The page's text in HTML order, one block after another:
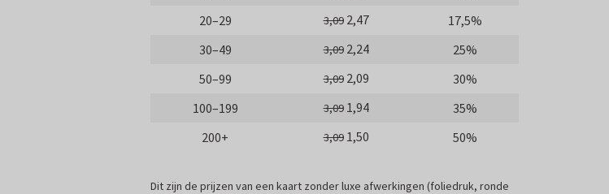
20–29
3,09 2,47
17,5%
30–49
3,09 2,24
25%
50–99
3,09 2,09
30%
100–199
3,09 1,94
35%
200+
3,09 1,50 50%
Dit zijn de prijzen van een kaart zonder luxe afwerkingen (foliedruk, ronde